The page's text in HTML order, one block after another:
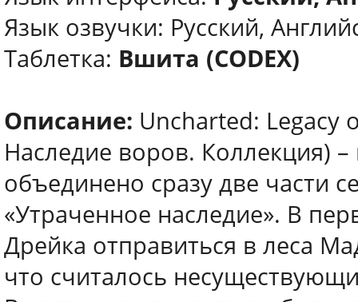
Язык озвучки: Русский,
Таблетка: Вшита (CODEX)
Описание: Uncharted: Legacy
Наследие воров. Коллекция)
объединено сразу две части
«Утраченное наследие». В
Дрейка отправиться в леса
что считалось